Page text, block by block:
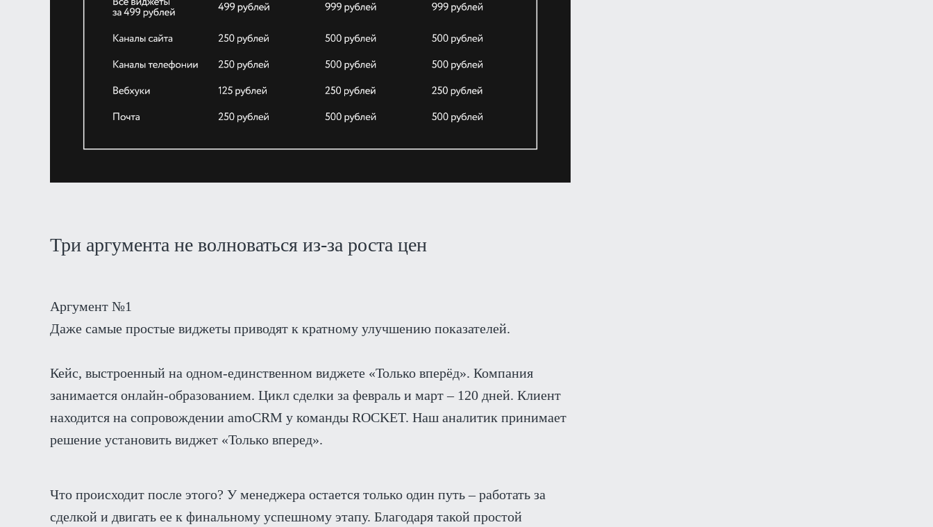
Три аргумента не волноваться из-за роста цен
Аргумент №1
Даже самые простые виджеты приводят к кратному улучшению показателей.
Кейс, выстроенный на одном-единственном виджете «Только вперёд». Компания
занимается онлайн-образованием. Цикл сделки за февраль и март – 120 дней. Клиент
находится на сопровождении amoCRM у команды ROCKET. Наш аналитик принимает
решение установить виджет «Только вперед».
Что происходит после этого? У менеджера остается только один путь – работать за
сделкой и двигать ее к финальному успешному этапу. Благодаря такой простой